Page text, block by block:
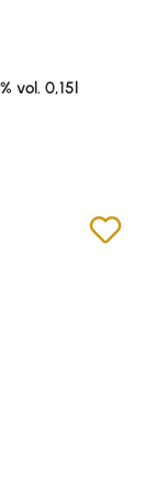
5 Sternen
vol. 0,15l